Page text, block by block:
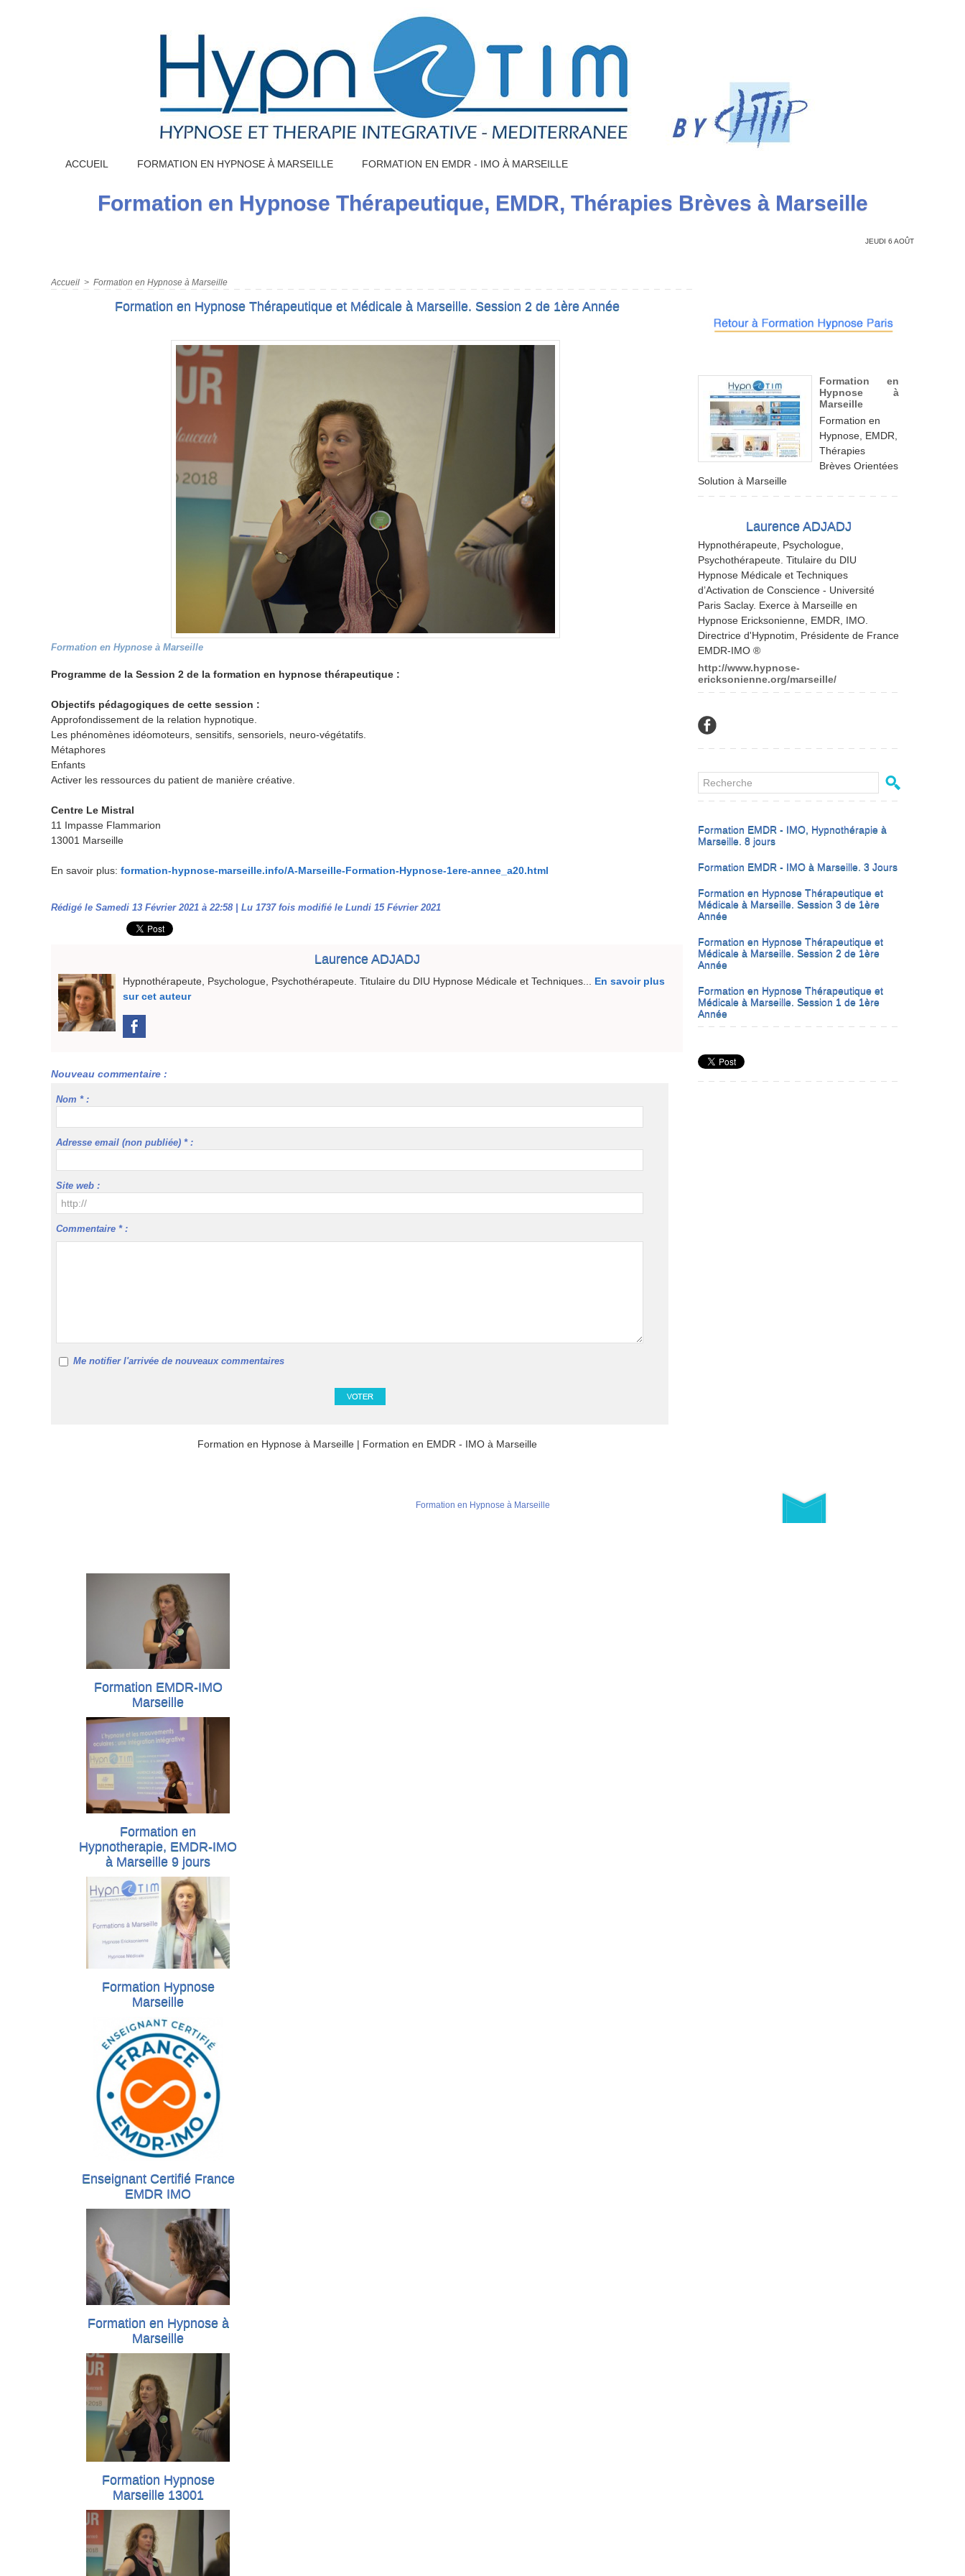
ACCUEIL FORMATION EN HYPNOSE À MARSEILLE FORMATION EN EMDR - IMO À MARSEILLE
Formation en Hypnose Thérapeutique, EMDR, Thérapies Brèves à Marseille
JEUDI 6 AOÛT
Accueil > Formation en Hypnose à Marseille
Formation en Hypnose Thérapeutique et Médicale à Marseille. Session 2 de 1ère Année
Formation en Hypnose à Marseille
Programme de la Session 2 de la formation en hypnose thérapeutique :
Objectifs pédagogiques de cette session :
Approfondissement de la relation hypnotique.
Les phénomènes idéomoteurs, sensitifs, sensoriels, neuro-végétatifs.
Métaphores
Enfants
Activer les ressources du patient de manière créative.
Centre Le Mistral
11 Impasse Flammarion
13001 Marseille
En savoir plus: formation-hypnose-marseille.info/A-Marseille-Formation-Hypnose-1ere-annee_a20.html
Rédigé le Samedi 13 Février 2021 à 22:58 | Lu 1737 fois modifié le Lundi 15 Février 2021
Laurence ADJADJ
Hypnothérapeute, Psychologue, Psychothérapeute. Titulaire du DIU Hypnose Médicale et Techniques... En savoir plus
sur cet auteur
Nouveau commentaire :
Nom * :
Adresse email (non publiée) * :
Site web :
Commentaire * :
Me notifier l'arrivée de nouveaux commentaires
Formation en Hypnose à Marseille | Formation en EMDR - IMO à Marseille
Formation en
Hypnose à
Marseille
Formation en
Hypnose, EMDR,
Thérapies
Brèves Orientées
Solution à Marseille
Laurence ADJADJ
Hypnothérapeute, Psychologue,
Psychothérapeute. Titulaire du DIU
Hypnose Médicale et Techniques
d’Activation de Conscience - Université
Paris Saclay. Exerce à Marseille en
Hypnose Ericksonienne, EMDR, IMO.
Directrice d'Hypnotim, Présidente de France
EMDR-IMO ®
http://www.hypnose-
ericksonienne.org/marseille/
Formation EMDR - IMO, Hypnothérapie à
Marseille. 8 jours
Formation EMDR - IMO à Marseille. 3 Jours
Formation en Hypnose Thérapeutique et
Médicale à Marseille. Session 3 de 1ère
Année
Formation en Hypnose Thérapeutique et
Médicale à Marseille. Session 2 de 1ère
Année
Formation en Hypnose Thérapeutique et
Médicale à Marseille. Session 1 de 1ère
Année
Formation en Hypnose à Marseille
Formation EMDR-IMO
Marseille
Formation en
Hypnotherapie, EMDR-IMO
à Marseille 9 jours
Formation Hypnose
Marseille
Enseignant Certifié France
EMDR IMO
Formation en Hypnose à
Marseille
Formation Hypnose
Marseille 13001